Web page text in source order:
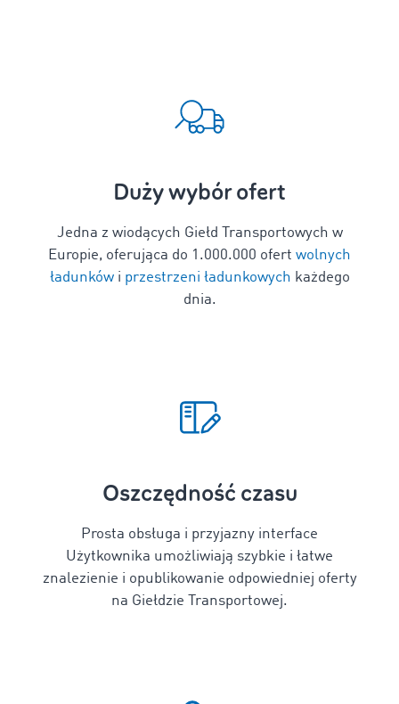
Duży wybór ofert
Jedna z wiodących Giełd Transportowych w
Europie, oferująca do 1 .000.000 ofert wolnych
ładunkówi przestrzeni ładunkowych każdego
dnia.
Oszczędność czasu
Prosta obsługa i przyjazny interface
Użytkownika umożliwiają szybkie i łatwe
znalezienie i opublikowanie odpowiedniej oferty
na Giełdzie Transportowej.